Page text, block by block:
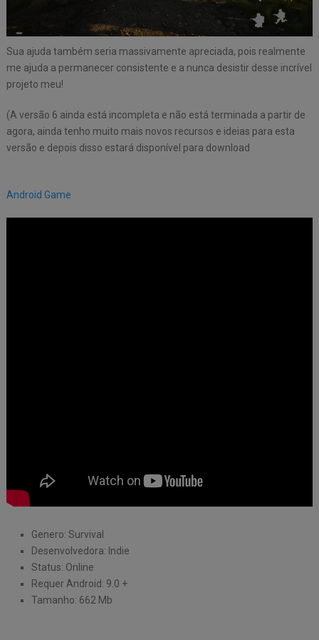
Sua ajuda também seria massivamente apreciada, pois realmente
me ajuda a permanecer consistente e a nunca desistir desse incrível
projeto meu!
(A versão 6 ainda está incompleta e não está terminada a partir de
agora, ainda tenho muito mais novos recursos e ideias para esta
versão e depois disso estará disponível para download
Android Game
Genero: Survival
Desenvolvedora: Indie
Status: Online
Requer Android: 9.0 +
Tamanho: 662 Mb